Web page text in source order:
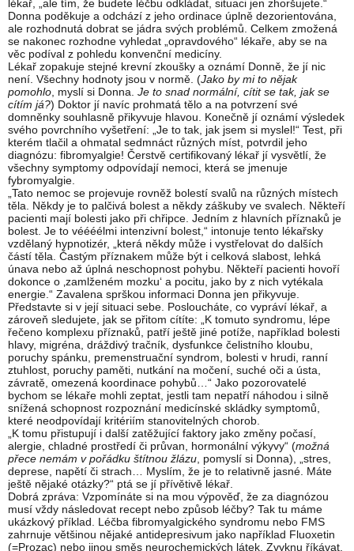
lékař, „ale tím, že budete léčbu odkládat, situaci jen zhoršujete.“
Donna poděkuje a odchází z jeho ordinace úplně dezorientována,
ale rozhodnutá dobrat se jádra svých problémů. Celkem zmožená
se nakonec rozhodne vyhledat „opravdového“ lékaře, aby se na
věc podíval z pohledu konvenční medicíny.
Lékař zopakuje stejné krevní zkoušky a oznámí Donně, že jí nic
není. Všechny hodnoty jsou v normě. (Jako by mi to nějak
pomohlo , myslí si Donna. Je to snad normální, cítit se tak, jak se
cítím já?) Doktor jí navíc prohmatá tělo a na potvrzení své
domněnky souhlasně přikyvuje hlavou. Konečně jí oznámí výsledek
svého povrchního vyšetření: „Je to tak, jak jsem si myslel!“ Test, při
kterém tlačil a ohmatal sedmnáct různých míst, potvrdil jeho
diagnózu: fibromyalgie! Čerstvě certifikovaný lékař jí vysvětlí, že
všechny symptomy odpovídají nemoci, která se jmenuje
fybromyalgie.
„Tato nemoc se projevuje rovněž bolestí svalů na různých místech
těla. Někdy je to palčivá bolest a někdy záškuby ve svalech. Někteří
pacienti mají bolesti jako při chřipce. Jedním z hlavních příznaků je
bolest. Je to véééélmi intenzivní bolest,“ intonuje tento lékařsky
vzdělaný hypnotizér, „která někdy může i vystřelovat do dalších
částí těla. Častým příznakem může být i celková slabost, lehká
únava nebo až úplná neschopnost pohybu. Někteří pacienti hovoří
dokonce o ‚zamlženém mozku‘ a pocitu, jako by z nich vytékala
energie.“ Zavalena sprškou informaci Donna jen přikyvuje.
Představte si v její situaci sebe. Posloucháte, co vypráví lékař, a
zároveň sledujete, jak se přitom cítíte: „K tomuto syndromu, lépe
řečeno komplexu příznaků, patří ještě jiné potíže, například bolesti
hlavy, migréna, dráždivý tračník, dysfunkce čelistního kloubu,
poruchy spánku, premenstruační syndrom, bolesti v hrudi, ranní
ztuhlost, poruchy paměti, nutkání na močení, suché oči a ústa,
závratě, omezená koordinace pohybů…“ Jako pozorovatelé
bychom se lékaře mohli zeptat, jestli tam nepatří náhodou i silně
snížená schopnost rozpoznání medicínské skládky symptomů,
které neodpovídají kritériím stanovitelných chorob.
„K tomu přistupují i další zatěžující faktory jako změny počasí,
alergie, chladné prostředí či průvan, hormonální výkyvy“ (možná
přece nemám v pořádku štítnou žlázu , pomyslí si Donna), „stres,
deprese, napětí či strach… Myslím, že je to relativně jasné. Máte
ještě nějaké otázky?“ ptá se jí přívětivě lékař.
Dobrá zpráva: Vzpomínáte si na mou výpověď, že za diagnózou
musí vždy následovat recept nebo způsob léčby? Tak tu máme
ukázkový příklad. Léčba fibromyalgického syndromu nebo FMS
zahrnuje většinou nějaké antidepresivum jako například Fluoxetin
(=Prozac) nebo jinou směs neurochemických látek. Zvyknu říkávat,